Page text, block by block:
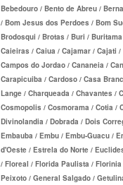
MED TOUR
NEXT SEISA
NOTREDAME
EMPRESARIAL
ONE HEALTH
EMPRESARIAL
PLANO DE SAÚDE LINCX
PLANO DE SAÚDE STA
PLANO DE SAÚDE MEDIAL
PLANO DE SAÚDE
PLANO DE SAÚDE MEDICOL
PLANO DE SAÚDE NEXT
SÃO
TOTAL
ÚNICA
UNIMED
Bebedouro / Bento de Abreu /
/ Bom Jesus dos Perdoes / Bom
Brodosqui / Brotas / Buri /
Caieiras / Caiua / Cajamar / Cajati
Campos do Jordao / Cananeia /
Carapicuiba / Cardoso / Casa
Lange / Charqueada / Chavantes /
Cosmopolis / Cosmorama / Cotia /
Divinolandia / Dobrada / Dois
Embauba / Embu / Embu-Guacu /
d'Oeste / Estrela do Norte /
/ Floreal / Florida Paulista /
Peixoto / General Salgado /